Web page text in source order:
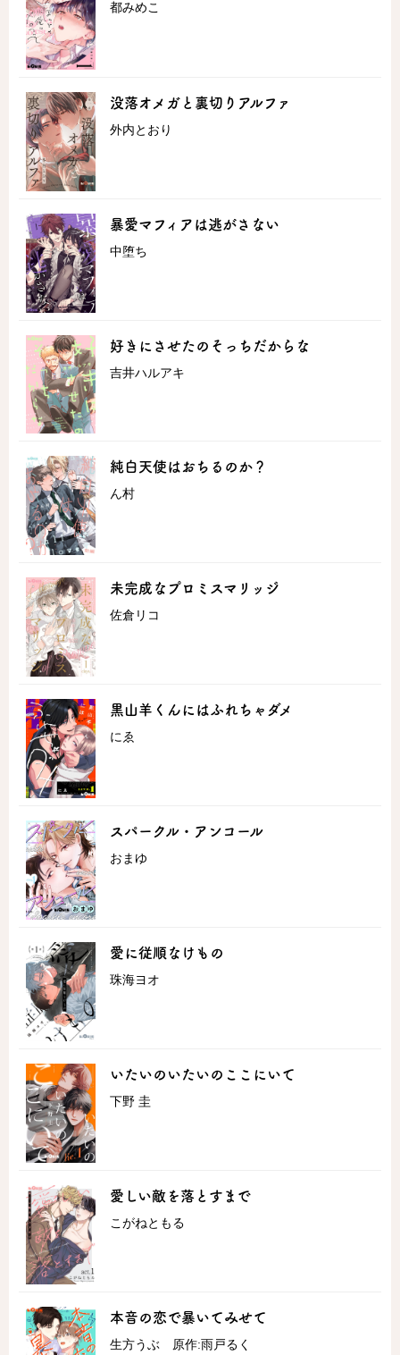
都みめこ
没落オメガと裏切りアルファ
外内とおり
暴愛マフィアは逃がさない
中堕ち
好きにさせたのそっちだからな
吉井ハルアキ
純白天使はおちるのか？
ん村
未完成なプロミスマリッジ
佐倉リコ
黒山羊くんにはふれちゃダメ
にゑ
スパークル・アンコール
おまゆ
愛に従順なけもの
珠海ヨオ
いたいのいたいのここにいて
下野 圭
愛しい敵を落とすまで
こがねともる
本音の恋で暴いてみせて
生方うぶ 原作:雨戸るく